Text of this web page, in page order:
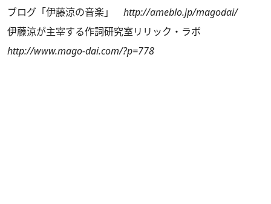
ブログ「伊藤涼の音楽」 http://ameblo.jp/magodai/
伊藤涼が主宰する作詞研究室リリック・ラボ
http://www.mago-dai.com/?p=778